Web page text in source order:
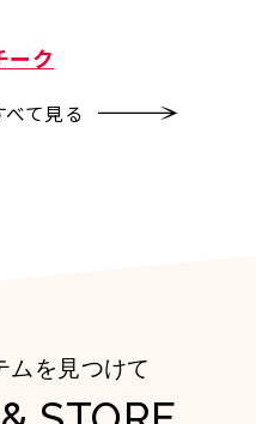
ーク
べて見る
ムを見つけて